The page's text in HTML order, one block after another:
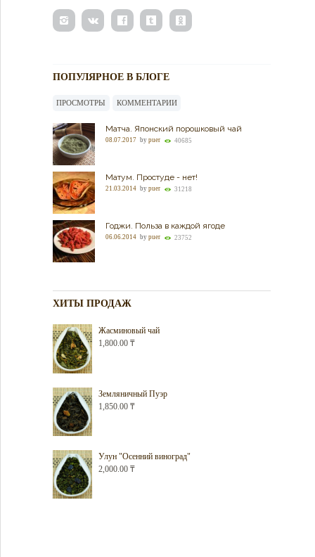
ПОПУЛЯРНОЕ В БЛОГЕ
ПРОСМОТРЫ КОММЕНТАРИИ
Матча. Японский порошковый чай
08.07.2017 by puer 40685
Матум. Простуде - нет!
21.03.2014 by puer 31218
Годжи. Польза в каждой ягоде
06.06.2014 by puer 23752
ХИТЫ ПРОДАЖ
Жасминовый чай
1,800.00 ₸
Земляничный Пуэр
1,850.00 ₸
Улун "Осенний виноград"
2,000.00 ₸